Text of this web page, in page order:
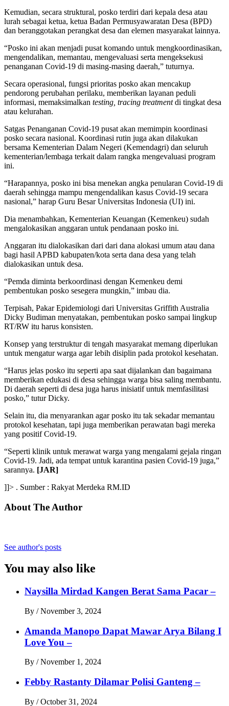
Kemudian, secara struktural, posko terdiri dari kepala desa atau
lurah sebagai ketua, ketua Badan Permusyawaratan Desa (BPD)
dan beranggotakan perangkat desa dan elemen masyarakat lainnya.
“Posko ini akan menjadi pusat komando untuk mengkoordinasikan,
mengendalikan, memantau, mengevaluasi serta mengeksekusi
penanganan Covid-19 di masing-masing daerah,” tuturnya.
Secara operasional, fungsi prioritas posko akan mencakup
pendorong perubahan perilaku, memberikan layanan peduli
informasi, memaksimalkan testing, tracing treatmentdi tingkat desa
atau kelurahan.
Satgas Penanganan Covid-19 pusat akan memimpin koordinasi
posko secara nasional. Koordinasi rutin juga akan dilakukan
bersama Kementerian Dalam Negeri (Kemendagri) dan seluruh
kementerian/lembaga terkait dalam rangka mengevaluasi program
ini.
“Harapannya, posko ini bisa menekan angka penularan Covid-19 di
daerah sehingga mampu mengendalikan kasus Covid-19 secara
nasional,” harap Guru Besar Universitas Indonesia (UI) ini.
Dia menambahkan, Kementerian Keuangan (Kemenkeu) sudah
mengalokasikan anggaran untuk pendanaan posko ini.
Anggaran itu dialokasikan dari dari dana alokasi umum atau dana
bagi hasil APBD kabupaten/kota serta dana desa yang telah
dialokasikan untuk desa.
“Pemda diminta berkoordinasi dengan Kemenkeu demi
pembentukan posko sesegera mungkin,” imbau dia.
Terpisah, Pakar Epidemiologi dari Universitas Griffith Australia
Dicky Budiman menyatakan, pembentukan posko sampai lingkup
RT/RW itu harus konsisten.
Konsep yang terstruktur di tengah masyarakat memang diperlukan
untuk mengatur warga agar lebih disiplin pada protokol kesehatan.
“Harus jelas posko itu seperti apa saat dijalankan dan bagaimana
memberikan edukasi di desa sehingga warga bisa saling membantu.
Di daerah seperti di desa juga harus inisiatif untuk memfasilitasi
posko,” tutur Dicky.
Selain itu, dia menyarankan agar posko itu tak sekadar memantau
protokol kesehatan, tapi juga memberikan perawatan bagi mereka
yang positif Covid-19.
“Seperti klinik untuk merawat warga yang mengalami gejala ringan
Covid-19. Jadi, ada tempat untuk karantina pasien Covid-19 juga,”
sarannya. [JAR]
]]> . Sumber : Rakyat Merdeka RM.ID
About The Author
See author's posts
You may also like
Naysilla Mirdad Kangen Berat Sama Pacar –
By / November 3, 2024
Amanda Manopo Dapat Mawar Arya Bilang I
Love You –
By / November 1, 2024
Febby Rastanty Dilamar Polisi Ganteng –
By / October 31, 2024